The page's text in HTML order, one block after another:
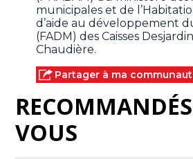
municipales et de
d’aide au développement
(FADM) des Caisses
Chaudière.
Partager à ma
VOUS